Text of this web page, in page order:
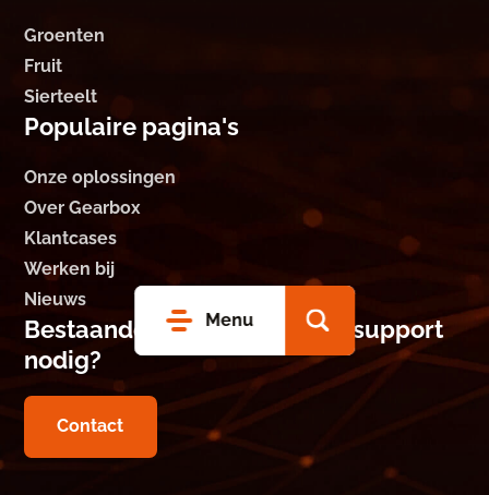
Menu
Groenten
Fruit
Sierteelt
Populaire pagina's
Onze oplossingen
Over Gearbox
Klantcases
Werken bij
Nieuws
Bestaande Gearbox klant en support
nodig?
Contact